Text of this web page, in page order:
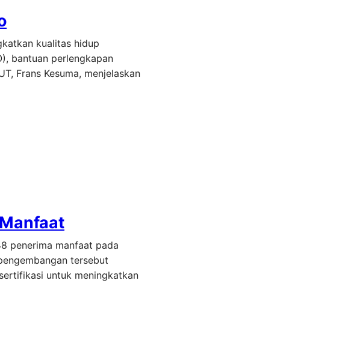
kualitas hidup
bantuan perlengkapan
Frans Kesuma, menjelaskan
penerima manfaat pada
tersebut
untuk meningkatkan